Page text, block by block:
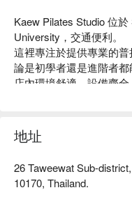
Kaew Pilates Studio 位
University，交通便利。
這裡專注於提供專業的
論是初學者還是進階者都
店內環境舒適，設備齊
方式，Kaew Pilates
用 FunNow 預訂立即享優
地址
26 Taweewat Sub-
10170, Thailand.